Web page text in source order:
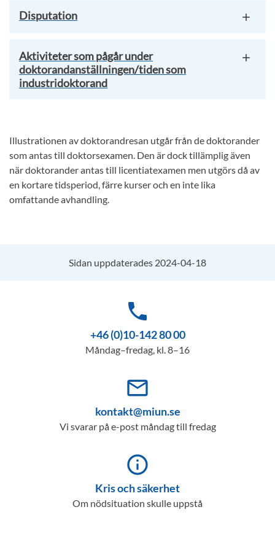
Disputation
Aktiviteter som pågår under
doktorandanställningen/tiden som
industridoktorand
Illustrationen av doktorandresan utgår från de doktorander
som antas till doktorsexamen. Den är dock tillämplig även
när doktorander antas till licentiatexamen men utgörs då av
en kortare tidsperiod, färre kurser och en inte lika
omfattande avhandling.
Sidan uppdaterades 2024-04-18
phone
+46 (0)10-142 80 00
Måndag–fredag, kl. 8–16
mail_outline
kontakt@miun.se
Vi svarar på e-post måndag till fredag
info_outline
Kris och säkerhet
Om nödsituation skulle uppstå